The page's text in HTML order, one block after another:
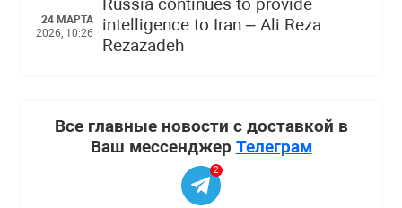
24 МАРТА
2026, 10:26
Russia continues to provide
intelligence to Iran – Ali Reza
Rezazadeh
Все главные новости с доставкой в
Ваш мессенджер Телеграм
2